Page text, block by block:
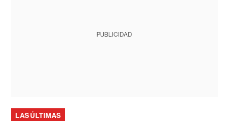
PUBLICIDAD
LAS ÚLTIMAS